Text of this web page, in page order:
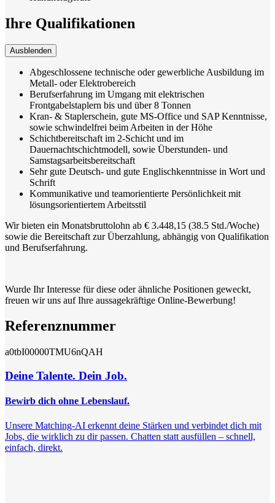
Ihre Qualifikationen
Ausblenden
Abgeschlossene technische oder gewerbliche Ausbildung im
Metall- oder Elektrobereich
Berufserfahrung im Umgang mit elektrischen
Frontgabelstaplern bis und über 8 Tonnen
Kran- & Staplerschein, gute MS-Office und SAP Kenntnisse,
sowie schwindelfrei beim Arbeiten in der Höhe
Schichtbereitschaft im 2-Schicht und im
Dauernachtschichtmodell, sowie Überstunden- und
Samstagsarbeitsbereitschaft
Sehr gute Deutsch- und gute Englischkenntnisse in Wort und
Schrift
Kommunikative und teamorientierte Persönlichkeit mit
lösungsorientiertem Arbeitsstil
Wir bieten ein Monatsbruttolohn ab € 3.448,15 (38.5 Std./Woche)
sowie die Bereitschaft zur Überzahlung, abhängig von Qualifikation
und Berufserfahrung.
Wurde Ihr Interesse für diese oder ähnliche Positionen geweckt,
freuen wir uns auf Ihre aussagekräftige Online-Bewerbung!
Referenznummer
a0tbI00000TMU6nQAH
Deine Talente. Dein Job.
Bewirb dich ohne Lebenslauf.
Unsere Matching-AI erkennt deine Stärken und verbindet dich mit
Jobs, die wirklich zu dir passen. Chatten statt ausfüllen – schnell,
einfach, direkt.